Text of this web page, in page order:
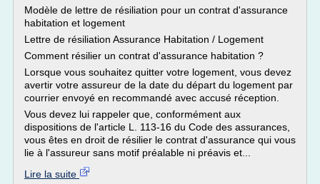
Modèle de lettre de résiliation pour un contrat d'assurance
habitation et logement
Lettre de résiliation Assurance Habitation / Logement
Comment résilier un contrat d'assurance habitation ?
Lorsque vous souhaitez quitter votre logement, vous devez
avertir votre assureur de la date du départ du logement par
courrier envoyé en recommandé avec accusé réception.
Vous devez lui rappeler que, conformément aux
dispositions de l'article L. 113-16 du Code des assurances,
vous êtes en droit de résilier le contrat d'assurance qui vous
lie à l'assureur sans motif préalable ni préavis et...
Lire la suite